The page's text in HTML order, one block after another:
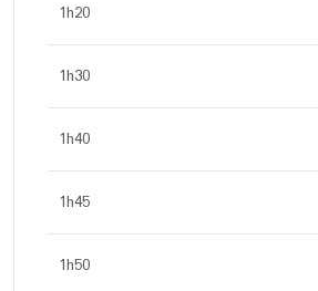
1h20
1h30
1h40
1h45
1h50